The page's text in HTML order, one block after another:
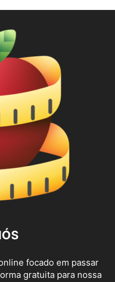
focado em passar
gratuita para nossa